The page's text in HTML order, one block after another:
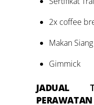
2x coffee
Makan Siang
Gimmick
JADUAL